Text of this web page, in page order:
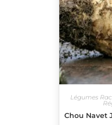
Légumes
Chou Navet